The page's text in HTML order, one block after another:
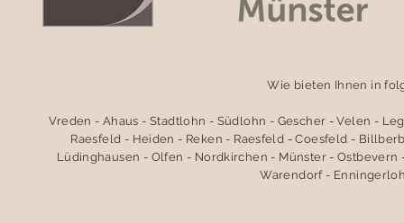
Wie bieten Ihnen in
Vreden - Ahaus - Stadtlohn - Südlohn - Gescher - Velen -
Raesfeld - Heiden - Reken - Raesfeld - Coesfeld -
Lüdinghausen - Olfen - Nordkirchen - Münster -
Warendorf -